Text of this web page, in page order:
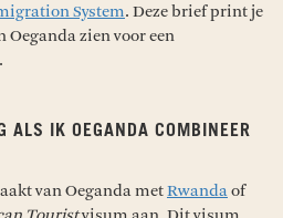
System. Deze brief print je
zien voor een
ALS IK OEGANDA COMBINEER
van Oeganda metRwandaof